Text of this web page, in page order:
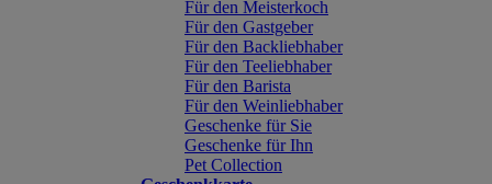
Für den Meisterkoch
Für den Gastgeber
Für den Backliebhaber
Für den Teeliebhaber
Für den Barista
Für den Weinliebhaber
Geschenke für Sie
Geschenke für Ihn
Pet Collection